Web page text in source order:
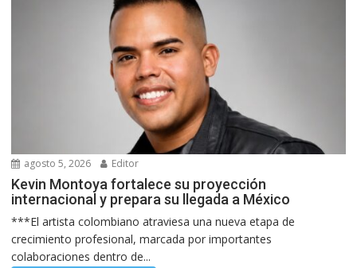
agosto 5, 2026 Editor
Kevin Montoya fortalece su proyección
internacional y prepara su llegada a México
***El artista colombiano atraviesa una nueva etapa de
crecimiento profesional, marcada por importantes
colaboraciones dentro de...